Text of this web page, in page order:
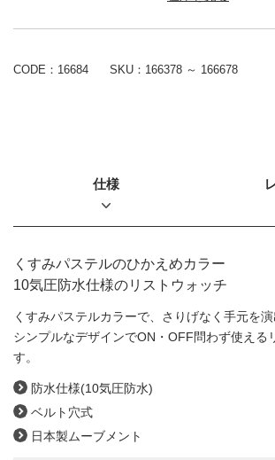
CODE：16684 SKU： 166378 ～ 166678
仕様
くすみパステルのひかえめカラー
10気圧防水仕様のリストウォッチ
くすみパステルカラーで、さりげなく手元を演
シンプルなデザインでON・OFF問わず使える
す。
防水仕様(10気圧防水)
ベルト穴式
日本製ムーブメント